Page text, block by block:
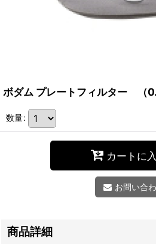
ボダム プレートフィルター （
数量:
カートに
お問い合
商品詳細